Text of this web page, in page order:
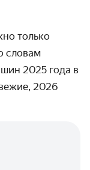
только
словам
2025 года в
2026